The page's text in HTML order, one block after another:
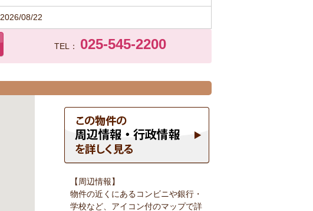
2026/08/22
TEL： 025-545-2200
【周辺情報】
物件の近くにあるコンビニや銀行・
学校など、アイコン付のマップで詳